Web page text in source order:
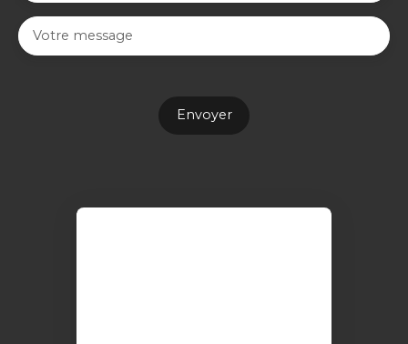
Votre message
Envoyer